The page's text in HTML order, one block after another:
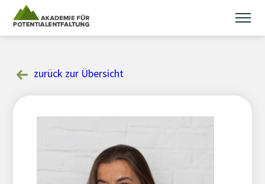
content
zurück zur Übersicht